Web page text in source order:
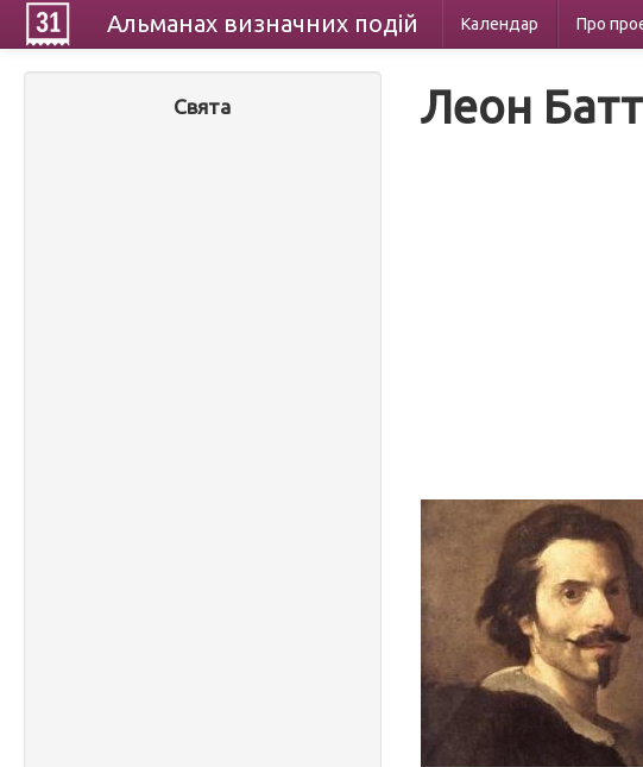
Альманах визначних подій Календар Про
Свята Леон